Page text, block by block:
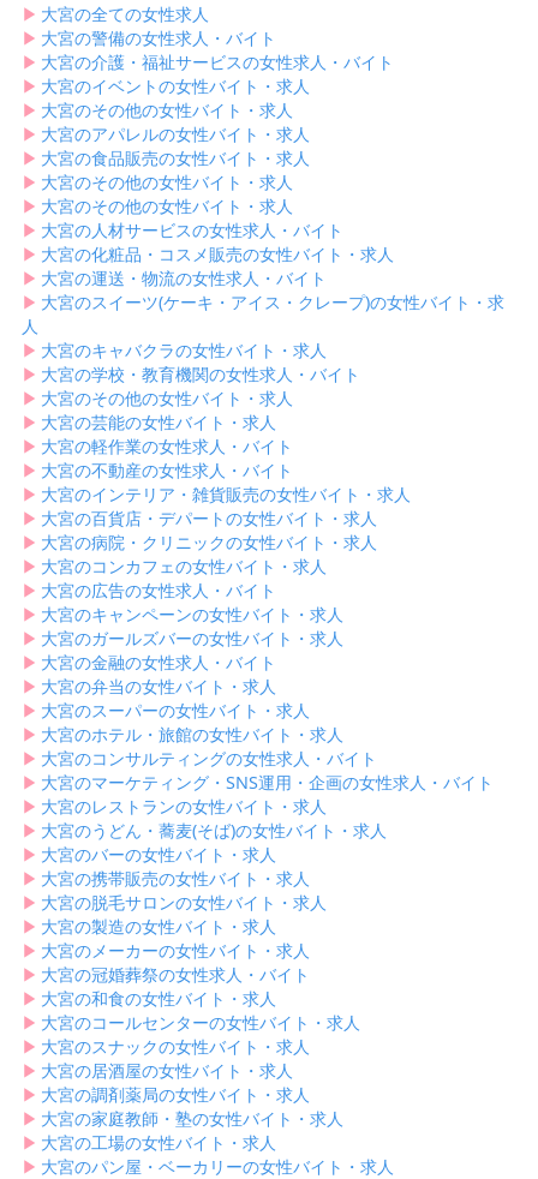
▶︎ 大宮の全ての女性求人
▶︎ 大宮の警備の女性求人・バイト
▶︎ 大宮の介護・福祉サービスの女性求人・バイト
▶︎ 大宮のイベントの女性バイト・求人
▶︎ 大宮のその他の女性バイト・求人
▶︎ 大宮のアパレルの女性バイト・求人
▶︎ 大宮の食品販売の女性バイト・求人
▶︎ 大宮のその他の女性バイト・求人
▶︎ 大宮のその他の女性バイト・求人
▶︎ 大宮の人材サービスの女性求人・バイト
▶︎ 大宮の化粧品・コスメ販売の女性バイト・求人
▶︎ 大宮の運送・物流の女性求人・バイト
▶︎ 大宮のスイーツ(ケーキ・アイス・クレープ)の女性バイト・求
人
▶︎ 大宮のキャバクラの女性バイト・求人
▶︎ 大宮の学校・教育機関の女性求人・バイト
▶︎ 大宮のその他の女性バイト・求人
▶︎ 大宮の芸能の女性バイト・求人
▶︎ 大宮の軽作業の女性求人・バイト
▶︎ 大宮の不動産の女性求人・バイト
▶︎ 大宮のインテリア・雑貨販売の女性バイト・求人
▶︎ 大宮の百貨店・デパートの女性バイト・求人
▶︎ 大宮の病院・クリニックの女性バイト・求人
▶︎ 大宮のコンカフェの女性バイト・求人
▶︎ 大宮の広告の女性求人・バイト
▶︎ 大宮のキャンペーンの女性バイト・求人
▶︎ 大宮のガールズバーの女性バイト・求人
▶︎ 大宮の金融の女性求人・バイト
▶︎ 大宮の弁当の女性バイト・求人
▶︎ 大宮のスーパーの女性バイト・求人
▶︎ 大宮のホテル・旅館の女性バイト・求人
▶︎ 大宮のコンサルティングの女性求人・バイト
▶︎ 大宮のマーケティング・SNS運用・企画の女性求人・バイト
▶︎ 大宮のレストランの女性バイト・求人
▶︎ 大宮のうどん・蕎麦(そば)の女性バイト・求人
▶︎ 大宮のバーの女性バイト・求人
▶︎ 大宮の携帯販売の女性バイト・求人
▶︎ 大宮の脱毛サロンの女性バイト・求人
▶︎ 大宮の製造の女性バイト・求人
▶︎ 大宮のメーカーの女性バイト・求人
▶︎ 大宮の冠婚葬祭の女性求人・バイト
▶︎ 大宮の和食の女性バイト・求人
▶︎ 大宮のコールセンターの女性バイト・求人
▶︎ 大宮のスナックの女性バイト・求人
▶︎ 大宮の居酒屋の女性バイト・求人
▶︎ 大宮の調剤薬局の女性バイト・求人
▶︎ 大宮の家庭教師・塾の女性バイト・求人
▶︎ 大宮の工場の女性バイト・求人
▶︎ 大宮のパン屋・ベーカリーの女性バイト・求人